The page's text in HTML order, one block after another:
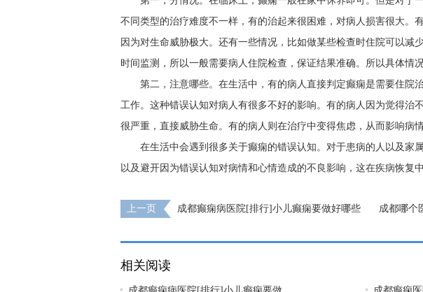
不同类型的治疗难度不一样，有的治起来很困难，对病人损害很大。
因为对生命威胁极大。还有一些情况，比如做某些检查时住院可以减
时间监测，所以一般需要病人住院检查，保证结果准确。所以具体情
第二，注意哪些。在生活中，有的病人直接判定癫痫是需要住院
工作。这种错误认知对病人有很多不好的影响。有的病人因为觉得治
很严重，直接威胁生命。有的病人则在治疗中变得焦虑，从而影响病情
在生活中会遇到很多关于癫痫的错误认知。对于患病的人以及家
以及避开因为错误认知对病情和心情造成的不良影响，这在疾病恢复
上一页
成都癫痫病医院[排行]小儿癫痫要做好哪些
成都哪个
相关阅读